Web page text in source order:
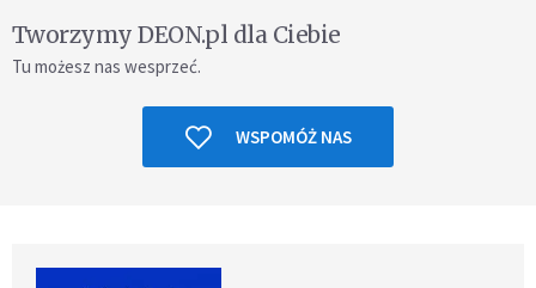
Tworzymy DEON.pl dla Ciebie
Tu możesz nas wesprzeć.
WSPOMÓŻ NAS